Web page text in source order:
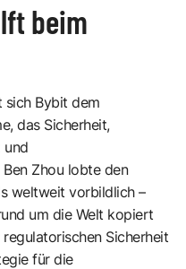
beim
sich Bybit dem
das Sicherheit,
und
Zhou lobte den
weltweit vorbildlich –
um die Welt kopiert
Sicherheit
für die